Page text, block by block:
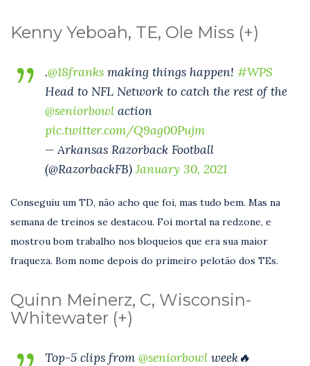
Kenny Yeboah, TE, Ole Miss (+)
.@18franks making things happen! #WPS
Head to NFL Network to catch the rest of the
@seniorbowl action
pic.twitter.com/Q9ag00Pujm
— Arkansas Razorback Football
(@RazorbackFB)January 30, 2021
Conseguiu um TD, não acho que foi, mas tudo bem. Mas na
semana de treinos se destacou. Foi mortal na redzone, e
mostrou bom trabalho nos bloqueios que era sua maior
fraqueza. Bom nome depois do primeiro pelotão dos TEs.
Quinn Meinerz, C, Wisconsin-
Whitewater (+)
Top-5 clips from @seniorbowl week🔥